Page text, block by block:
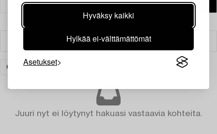
Hyväksy kaikki
Hylkää ei-välttämättömät
Asetukset
Suodatin
KERAMIIKKA
Juuri nyt ei löytynyt hakuasi vastaavia kohteita.